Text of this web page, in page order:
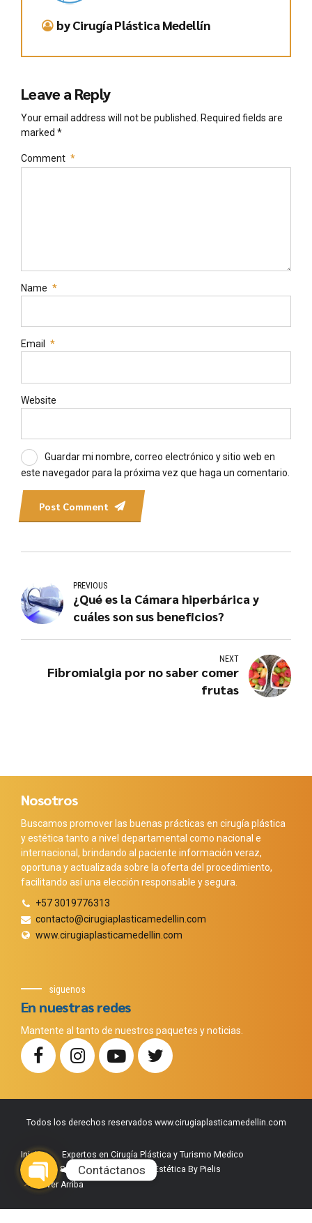
by Cirugía Plástica Medellín
Leave a Reply
Your email address will not be published. Required fields are
marked *
Comment *
Name *
Email *
Website
Guardar mi nombre, correo electrónico y sitio web en
este navegador para la próxima vez que haga un comentario.
Post Comment
PREVIOUS
¿Qué es la Cámara hiperbárica y
cuáles son sus beneficios?
NEXT
Fibromialgia por no saber comer
frutas
Nosotros
Buscamos promover las buenas prácticas en cirugía plástica
y estética tanto a nivel departamental como nacional e
internacional, brindando al paciente información veraz,
oportuna y actualizada sobre la oferta del procedimiento,
facilitando así una elección responsable y segura.
+57 3019776313
contacto@cirugiaplasticamedellin.com
www.cirugiaplasticamedellin.com
siguenos
En nuestras redes
Mantente al tanto de nuestros paquetes y noticias.
Todos los derechos reservados www.cirugiaplasticamedellin.com
Inicio
Expertos en Cirugía Plástica y Turismo Medico
Nuestros Servicios
Medicina Estética By Pielis
Volver Arriba
Phone WhatsAppFacebook MessengerInstagramGoogle Map
Contáctanos